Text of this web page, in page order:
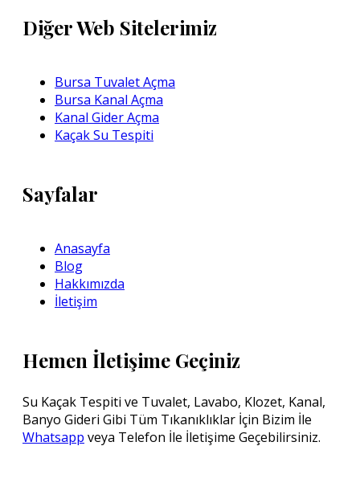
Diğer Web Sitelerimiz
Bursa Tuvalet Açma
Bursa Kanal Açma
Kanal Gider Açma
Kaçak Su Tespiti
Sayfalar
Anasayfa
Blog
Hakkımızda
İletişim
Hemen İletişime Geçiniz
Su Kaçak Tespiti ve Tuvalet, Lavabo, Klozet, Kanal,
Banyo Gideri Gibi Tüm Tıkanıklıklar İçin Bizim İle
Whatsapp veya Telefon İle İletişime Geçebilirsiniz.